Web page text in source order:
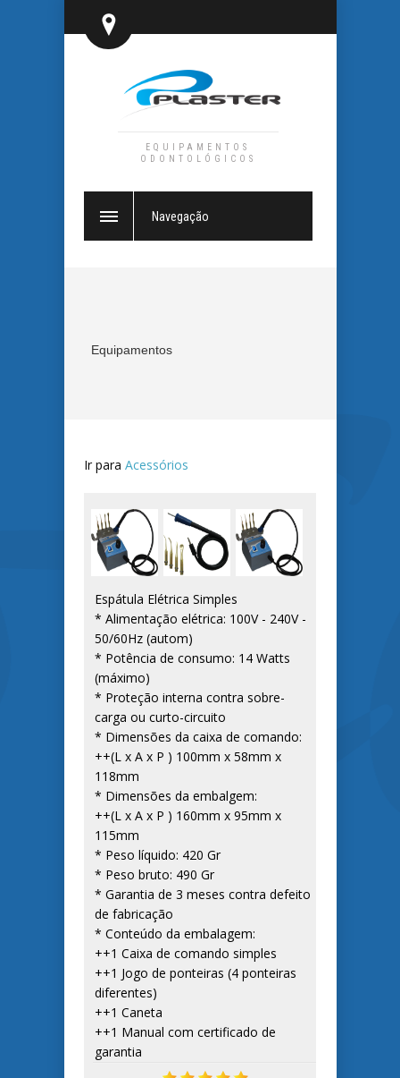
EQUIPAMENTOS
ODONTOLÓGICOS
Navegação
Equipamentos
Ir para Acessórios
Espátula Elétrica Simples
* Alimentação elétrica: 100V - 240V -
50/60Hz (autom)
* Potência de consumo: 14 Watts
(máximo)
* Proteção interna contra sobre-
carga ou curto-circuito
* Dimensões da caixa de comando:
++(L x A x P ) 100mm x 58mm x
118mm
* Dimensões da embalgem:
++(L x A x P ) 160mm x 95mm x
115mm
* Peso líquido: 420 Gr
* Peso bruto: 490 Gr
* Garantia de 3 meses contra defeito
de fabricação
* Conteúdo da embalagem:
++1 Caixa de comando simples
++1 Jogo de ponteiras (4 ponteiras
diferentes)
++1 Caneta
++1 Manual com certificado de
garantia